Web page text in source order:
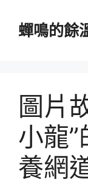
蟬鳴的餘
圖片
小龍
養網